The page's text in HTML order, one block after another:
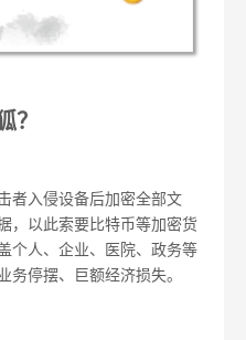
？
者入侵设备后加密全部文
，以此索要比特币等加密货
个人、企业、医院、政务等
务停摆、巨额经济损失。